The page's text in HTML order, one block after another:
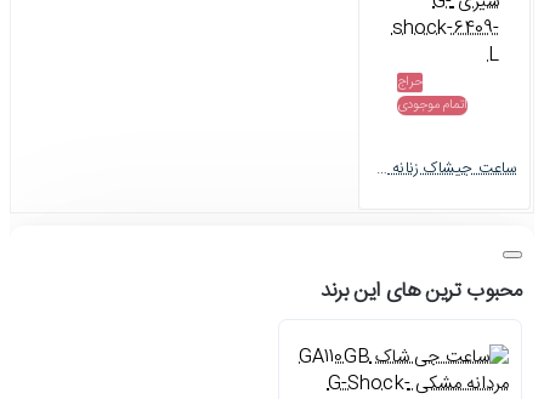
حراج
اتمام موجودی
ساعت جیشاک زنانه GMA-S2100 شیری G-shock-6409-L
محبوب ترین های این برند